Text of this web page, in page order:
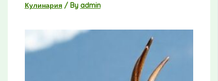
Кулинария/ By admin